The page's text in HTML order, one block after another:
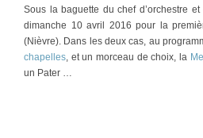
Sous la baguette du chef d’orchestre
dimanche 10 avril 2016 pour la
(Nièvre). Dans les deux cas, au
chapelles, et un morceau de choix, la
un Pater …